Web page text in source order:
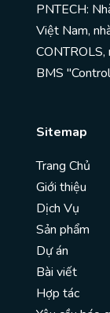
PNTECH:
Việt Nam,
CONTROLS,
BMS
Sitemap
Trang Chủ
Giới thiệu
Dịch Vụ
Sản phẩm
Dự án
Bài viết
Hợp tác